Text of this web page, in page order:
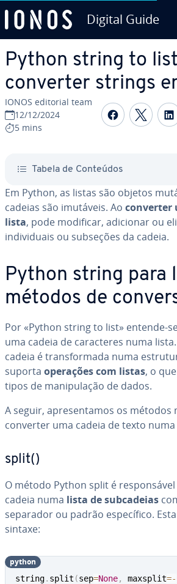
Digital Guide
Python string to
converter strings
IONOS editorial team
12/12/2024
5 mins
Tabela de Conteúdos
Em Python, as listas são objetos
cadeias são imutáveis. Ao converter
lista, pode modificar, adicionar ou
in­di­vi­du­ais ou subseções da cadeia.
Python string para
métodos de
Por «Python string to list» entende-
uma cadeia de ca­rac­te­res numa
cadeia é trans­for­mada numa
suporta operações com listas, o
tipos de ma­ni­pu­la­ção de dados.
A seguir, apre­sen­ta­mos os métodos
converter uma cadeia de texto numa
split()
O método Python split é
cadeia numa lista de sub­ca­deias
separador ou padrão es­pe­cí­fico.
sintaxe:
string. split (sep=None, maxsplit=-
python